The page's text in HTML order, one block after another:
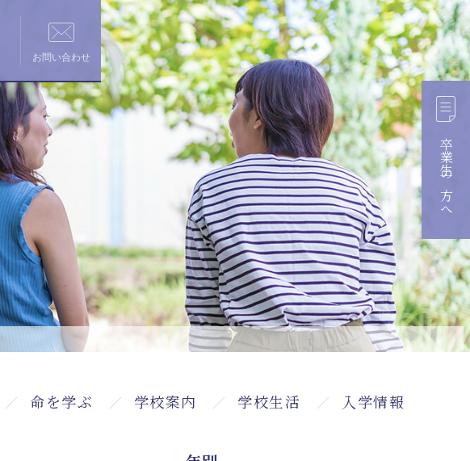
お問い合わせ
命を学ぶ 学校案内 学校生活 入学情報
卒業生の方へ